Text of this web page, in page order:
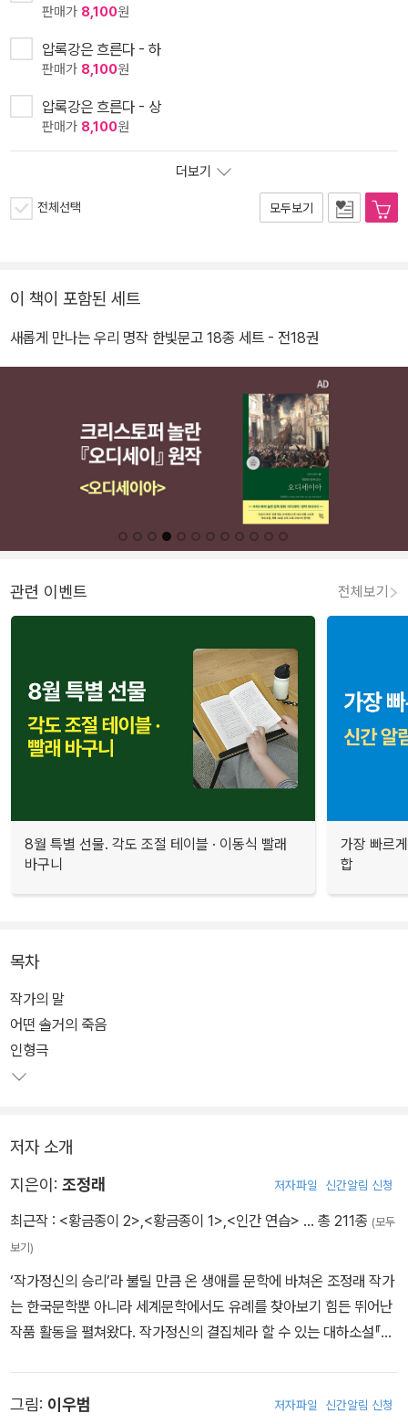
판매가 8,100원
압록강은 흐른다 - 하
판매가 8,100원
압록강은 흐른다 - 상
판매가 8,100원
더보기
전체선택 모두보기
이 책이 포함된 세트
새롭게 만나는 우리 명작 한빛문고 18종 세트 - 전18권
관련 이벤트 전체보기
8월 특별 선물. 각도 조절 테이블 · 이동식 빨래
바구니
가장 빠르
합
목차
작가의 말
어떤 솔거의 죽음
인형극
저자 소개
지은이: 조정래 저자파일 신간알림 신청
최근작 : <황금종이 2>,<황금종이 1>,<인간 연습> … 총 211종 (모두
보기)
‘작가정신의 승리’라 불릴 만큼 온 생애를 문학에 바쳐온 조정래 작가
는 한국문학뿐 아니라 세계문학에서도 유례를 찾아보기 힘든 뛰어난
작품 활동을 펼쳐왔다. 작가정신의 결집체라 할 수 있는 대하소설『태
전라남도 승주군 선암사에서 태어나 광주 서중학교, 서 울 보성고등
그림: 이우범 저자파일 신간알림 신청